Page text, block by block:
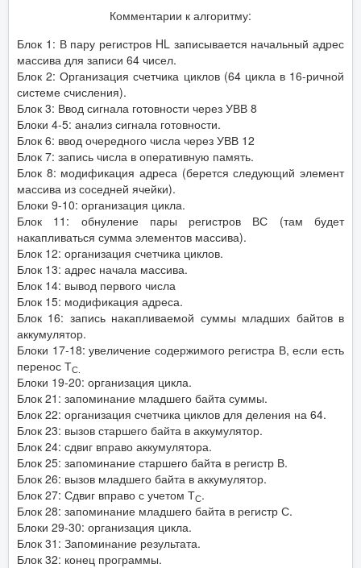
Комментарии к алгоритму:
Блок 1: В пару регистров HL записывается начальный адрес
массива для записи 64 чисел.
Блок 2: Организация счетчика циклов (64 цикла в 16-ричной
системе счисления).
Блок 3: Ввод сигнала готовности через УВВ 8
Блоки 4-5: анализ сигнала готовности.
Блок 6: ввод очередного числа через УВВ 12
Блок 7: запись числа в оперативную память.
Блок 8: модификация адреса (берется следующий элемент
массива из соседней ячейки).
Блоки 9-10: организация цикла.
Блок 11: обнуление пары регистров ВС (там будет
накапливаться сумма элементов массива).
Блок 12: организация счетчика циклов.
Блок 13: адрес начала массива.
Блок 14: вывод первого числа
Блок 15: модификация адреса.
Блок 16: запись накапливаемой суммы младших байтов в
аккумулятор.
Блоки 17-18: увеличение содержимого регистра В, если есть
перенос ТС.
Блоки 19-20: организация цикла.
Блок 21: запоминание младшего байта суммы.
Блок 22: организация счетчика циклов для деления на 64.
Блок 23: вызов старшего байта в аккумулятор.
Блок 24: сдвиг вправо аккумулятора.
Блок 25: запоминание старшего байта в регистр В.
Блок 26: вызов младшего байта в аккумулятор.
Блок 27: Сдвиг вправо с учетом ТС.
Блок 28: запоминание младшего байта в регистр С.
Блоки 29-30: организация цикла.
Блок 31: Запоминание результата.
Блок 32: конец программы.